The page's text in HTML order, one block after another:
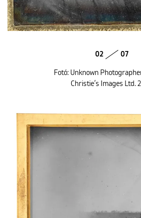
02 07
Fotó: Unknown
Christie’s Images Ltd.